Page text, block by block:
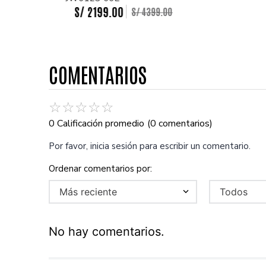
S/ 2199 00 S/4399.00
COMENTARIOS
☆☆☆☆☆
0 Calificación promedio (0 comentarios)
Por favor, inicia sesión para escribir un comentario.
Más reciente Todos
No hay comentarios.